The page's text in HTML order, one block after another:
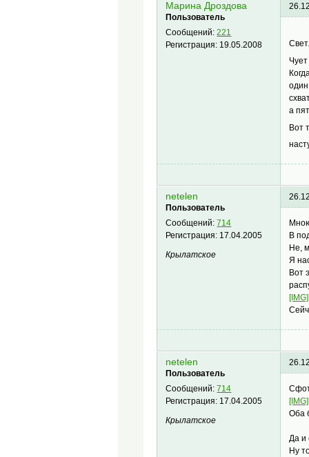
Марина Дроздова
Пользователь
Сообщений:221
Регистрация: 19.05.2008
а
Вот
netelen
Пользователь
Сообщений:714
Регистрация: 17.04.2005
Крылатское
В
Не,
Я
Вот
netelen
Пользователь
Сообщений:714
Регистрация: 17.04.2005
Крылатское
Оба
Да и
Ну